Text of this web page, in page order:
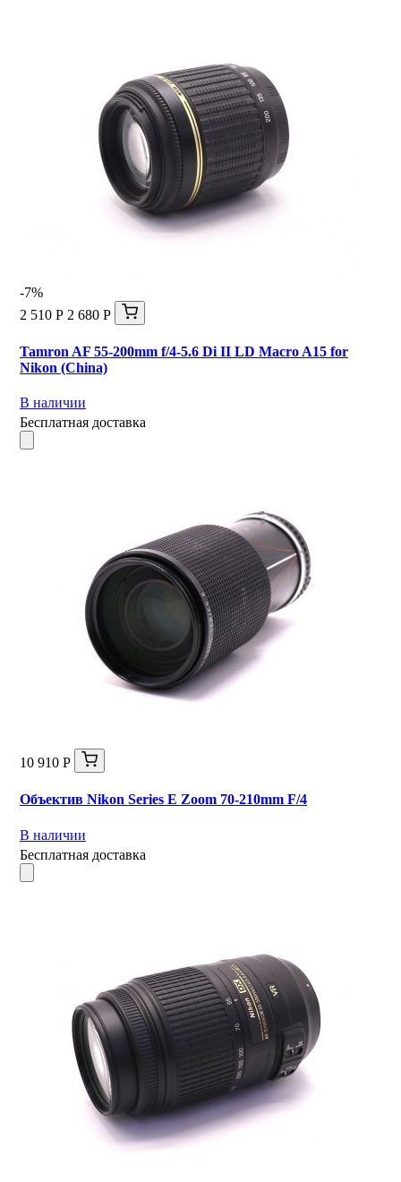
-7%
2 510 Р 2 680 Р
Tamron AF 55-200mm f/4-5.6 Di II LD Macro A15 for
Nikon (China)
В наличии
Бесплатная доставка
10 910 Р
Объектив Nikon Series E Zoom 70-210mm F/4
В наличии
Бесплатная доставка